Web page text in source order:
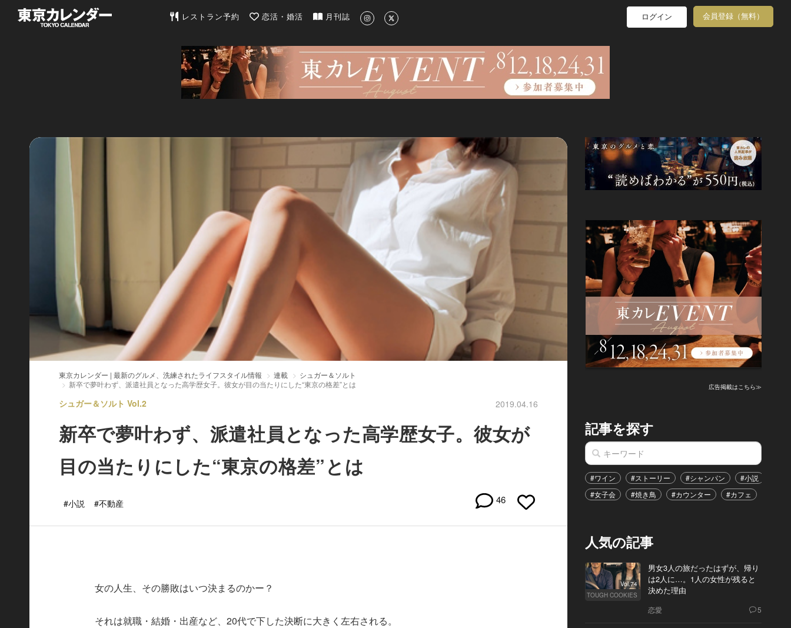
東京カレンダー | 最新のグルメ、洗練されたライフスタイル情報
レストラン予約 恋活・婚活 月刊誌 ログイン 会員登録（無料）
東京カレンダー | 最新のグルメ、洗練されたライフスタイル情報 連載
シュガー＆ソルト
新卒で夢叶わず、派遣社員となった高学歴女子。彼女が目の当たりにした“東京の格差”とは
シュガー＆ソルト Vol.2 2019.04.16
新卒で夢叶わず、派遣社員となった高学歴女子。彼女が
目の当たりにした“東京の格差”とは
#小説 #不動産 46
女の人生、その勝敗はいつ決まるのかー？
それは就職・結婚・出産など、20代で下した決断に大きく左右される。
広告掲載はこちら≫
記事を探す
#ワイン #ストーリー #シャンパン #小説
#女子会
#焼き鳥 #カウンター #カフェ
人気の記事
Vol.74
TOUGH COOKIES
男女3人の旅だったはずが、帰り
は2人に…。1人の女性が残ると
決めた理由
恋愛 5